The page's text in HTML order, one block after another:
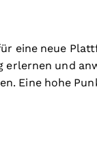
eine neue
erlernen und
Eine hohe